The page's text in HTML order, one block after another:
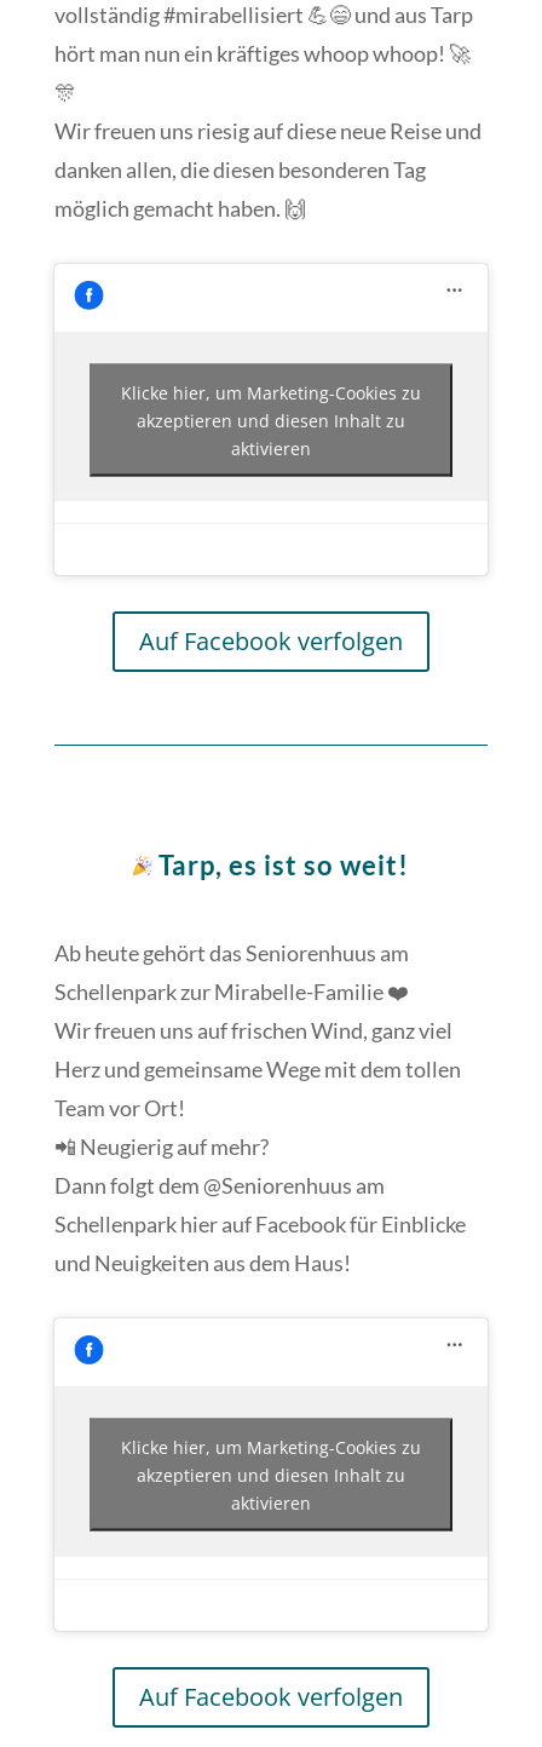
vollständig #mirabellisiert 💪😄 und aus Tarp
hört man nun ein kräftiges whoop whoop! 🚀
🎊
Wir freuen uns riesig auf diese neue Reise und
danken allen, die diesen besonderen Tag
möglich gemacht haben. 🙌
Klicke hier, um Marketing-Cookies zu
akzeptieren und diesen Inhalt zu
aktivieren
Auf Facebook verfolgen
Tarp, es ist so weit!
Ab heute gehört das Seniorenhuus am
Schellenpark zur Mirabelle-Familie ❤️
Wir freuen uns auf frischen Wind, ganz viel
Herz und gemeinsame Wege mit dem tollen
Team vor Ort!
📲 Neugierig auf mehr?
Dann folgt dem @Seniorenhuus am
Schellenpark hier auf Facebook für Einblicke
und Neuigkeiten aus dem Haus!
Klicke hier, um Marketing-Cookies zu
akzeptieren und diesen Inhalt zu
aktivieren
Auf Facebook verfolgen